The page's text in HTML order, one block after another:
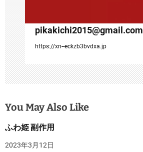
pikakichi2015@gmail.com
https://xn--eckzb3bvdxa.jp
You May Also Like
ふわ姫 副作用
2023年3月12日